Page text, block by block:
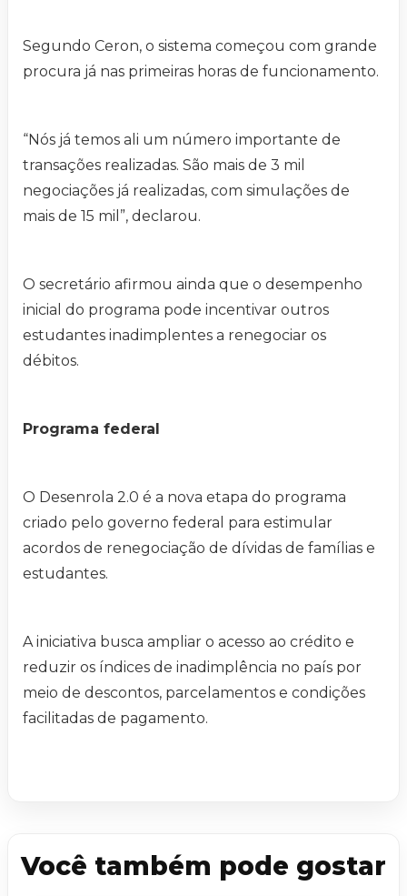
Segundo Ceron, o sistema começou com grande
procura já nas primeiras horas de funcionamento.
“Nós já temos ali um número importante de
transações realizadas. São mais de 3 mil
negociações já realizadas, com simulações de
mais de 15 mil”, declarou.
O secretário afirmou ainda que o desempenho
inicial do programa pode incentivar outros
estudantes inadimplentes a renegociar os
débitos.
Programa federal
O Desenrola 2.0 é a nova etapa do programa
criado pelo governo federal para estimular
acordos de renegociação de dívidas de famílias e
estudantes.
A iniciativa busca ampliar o acesso ao crédito e
reduzir os índices de inadimplência no país por
meio de descontos, parcelamentos e condições
facilitadas de pagamento.
Você também pode gostar